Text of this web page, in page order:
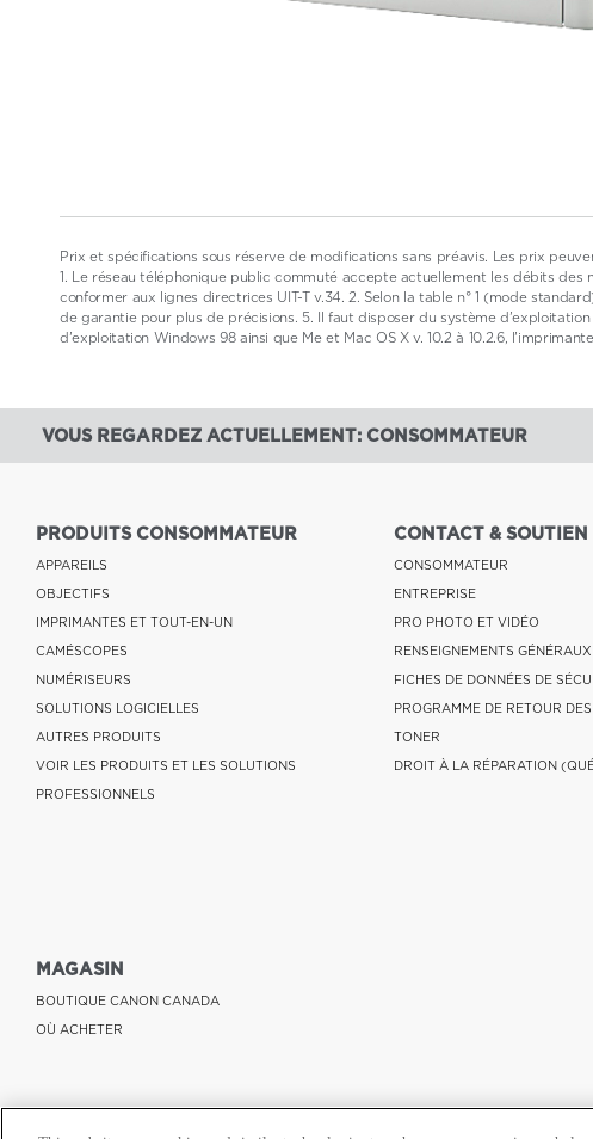
Prix et spécifications sous réserve de modifications sans préavis. Les prix
1. Le réseau téléphonique public commuté accepte actuellement les débits
conformer aux lignes directrices UIT-T v.34. 2. Selon la table n° 1 (mode
de garantie pour plus de précisions. 5. Il faut disposer du système
d'exploitation Windows 98 ainsi que Me et Mac OS X v. 10.2 à 10.2.6,
VOUS REGARDEZ ACTUELLEMENT: CONSOMMATEUR
PRODUITS CONSOMMATEUR
APPAREILS
OBJECTIFS
IMPRIMANTES ET TOUT-EN-UN
CAMÉSCOPES
NUMÉRISEURS
SOLUTIONS LOGICIELLES
AUTRES PRODUITS
VOIR LES PRODUITS ET LES SOLUTIONS
PROFESSIONNELS
CONTACT & SOUTIEN
CONSOMMATEUR
ENTREPRISE
PRO PHOTO ET VIDÉO
RENSEIGNEMENTS GÉNÉRAUX
FICHES DE DONNÉES DE
PROGRAMME DE RETOUR
TONER
DROIT À LA RÉPARATION
MAGASIN
BOUTIQUE CANON CANADA
OÙ ACHETER